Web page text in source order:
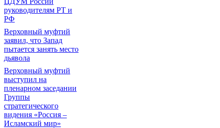
руководителям РТ и
РФ
Верховный муфтий
заявил, что Запад
пытается занять место
дьявола
Верховный муфтий
выступил на
пленарном заседании
Группы
стратегического
видения «Россия –
Исламский мир»